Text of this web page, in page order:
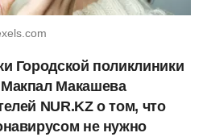
Городской поликлиники
Макашева
NUR.KZ о том, что
не нужно